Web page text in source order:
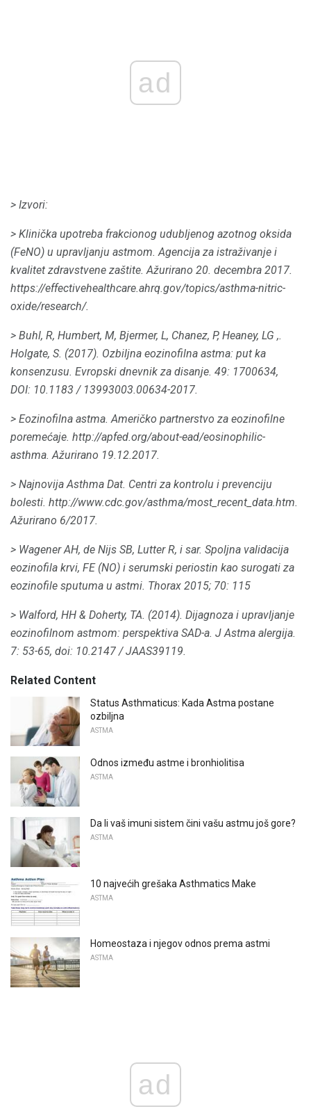
ad
> Izvori:
> Klinička upotreba frakcionog udubljenog azotnog oksida
(FeNO) u upravljanju astmom. Agencija za istraživanje i
kvalitet zdravstvene zaštite. Ažurirano 20. decembra 2017.
https://effectivehealthcare.ahrq.gov/topics/asthma-nitric-
oxide/research/.
> Buhl, R, Humbert, M, Bjermer, L, Chanez, P, Heaney, LG ,.
Holgate, S. (2017). Ozbiljna eozinofilna astma: put ka
konsenzusu. Evropski dnevnik za disanje. 49: 1700634,
DOI: 10.1183 / 13993003.00634-2017.
> Eozinofilna astma. Američko partnerstvo za eozinofilne
poremećaje. http://apfed.org/about-ead/eosinophilic-
asthma. Ažurirano 19.12.2017.
> Najnovija Asthma Dat. Centri za kontrolu i prevenciju
bolesti. http://www.cdc.gov/asthma/most_recent_data.htm.
Ažurirano 6/2017.
> Wagener AH, de Nijs SB, Lutter R, i sar. Spoljna validacija
eozinofila krvi, FE (NO) i serumski periostin kao surogati za
eozinofile sputuma u astmi. Thorax 2015; 70: 115
> Walford, HH & Doherty, TA. (2014). Dijagnoza i upravljanje
eozinofilnom astmom: perspektiva SAD-a. J Astma alergija.
7: 53-65, doi: 10.2147 / JAAS39119.
Related Content
Status Asthmaticus: Kada Astma postane
ozbiljna
ASTMA
Odnos između astme i bronhiolitisa
ASTMA
Da li vaš imuni sistem čini vašu astmu još gore?
ASTMA
10 najvećih grešaka Asthmatics Make
ASTMA
Homeostaza i njegov odnos prema astmi
ASTMA
ad